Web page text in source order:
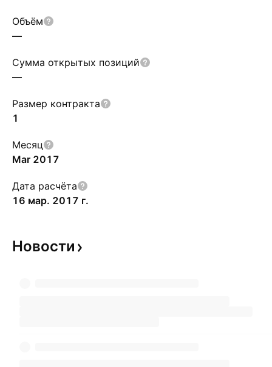
Объём
—
Сумма открытых позиций
—
Размер контракта
1
Месяц
Mar 2017
Дата расчёта
16 мар. 2017 г.
Новости